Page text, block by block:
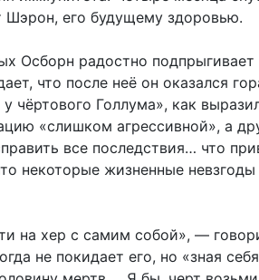
Шэрон, его будущему здоровью.
Осборн радостно подпрыгивает
что после неё он оказался
Голлума», как
«слишком агрессивной», а
все последствия… что
некоторые жизненные невзгоды
на хер с самим собой», —
не покидает его, но «зная